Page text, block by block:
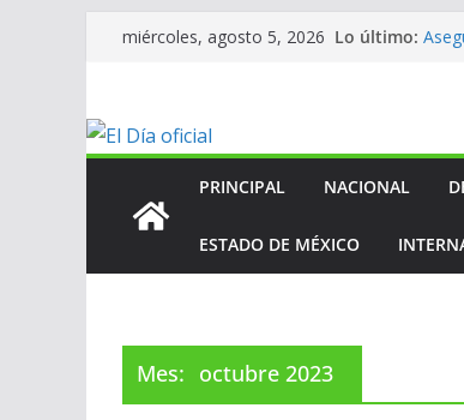
Saltarmiércoles, agosto 5, 2026 Lo último:
ANV
PRINCIPAL NACIONAL
ESTADO DE MÉXICO
Mes: octubre 2023